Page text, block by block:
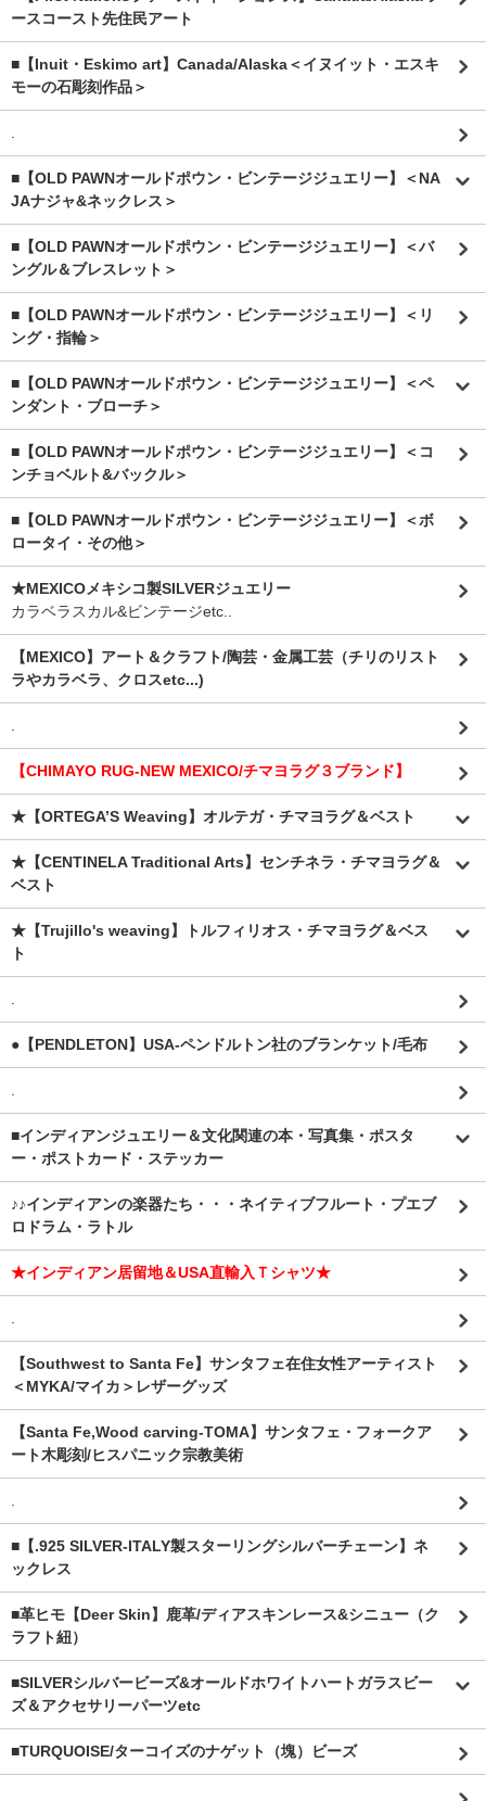
ースコースト先住民アート
■【Inuit・Eskimo art】Canada/Alaska＜イヌイット・エスキ
モーの石彫刻作品＞
■【OLD PAWNオールドポウン・ビンテージジュエリー】＜NA
JAナジャ&ネックレス＞
■【OLD PAWNオールドポウン・ビンテージジュエリー】＜バ
ングル＆ブレスレット＞
■【OLD PAWNオールドポウン・ビンテージジュエリー】＜リ
ング・指輪＞
■【OLD PAWNオールドポウン・ビンテージジュエリー】＜ペ
ンダント・ブローチ＞
■【OLD PAWNオールドポウン・ビンテージジュエリー】＜コ
ンチョベルト&バックル＞
■【OLD PAWNオールドポウン・ビンテージジュエリー】＜ボ
ロータイ・その他＞
★MEXICOメキシコ製SILVERジュエリー
カラベラスカル&ビンテージetc..
【MEXICO】アート＆クラフト/陶芸・金属工芸（チリのリスト
ラやカラベラ、クロスetc...)
【CHIMAYO RUG-NEW MEXICO/チマヨラグ３ブランド】
★【ORTEGA’S Weaving】オルテガ・チマヨラグ＆ベスト
★【CENTINELA Traditional Arts】センチネラ・チマヨラグ＆
ベスト
★【Trujillo's weaving】トルフィリオス・チマヨラグ＆ベス
ト
●【PENDLETON】USA-ペンドルトン社のブランケット/毛布
■インディアンジュエリー＆文化関連の本・写真集・ポスタ
ー・ポストカード・ステッカー
♪♪インディアンの楽器たち・・・ネイティブフルート・プエブ
ロドラム・ラトル
★インディアン居留地＆USA直輸入Ｔシャツ★
【Southwest to Santa Fe】サンタフェ在住女性アーティスト
＜MYKA/マイカ＞レザーグッズ
【Santa Fe,Wood carving-TOMA】サンタフェ・フォークア
ート木彫刻/ヒスパニック宗教美術
■【.925 SILVER-ITALY製スターリングシルバーチェーン】ネ
ックレス
■革ヒモ【Deer Skin】鹿革/ディアスキンレース&シニュー（ク
ラフト紐）
■SILVERシルバービーズ&オールドホワイトハートガラスビー
ズ＆アクセサリーパーツetc
■TURQUOISE/ターコイズのナゲット（塊）ビーズ